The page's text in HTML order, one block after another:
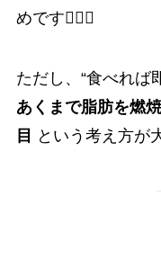
めです🙆‍♂️✨
ただし、“食べれば
あくまで脂肪を燃
目
という考え方が